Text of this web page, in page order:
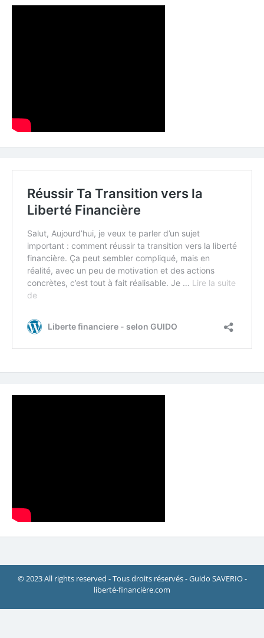
© 2023 All rights reserved - Tous droits réservés - Guido SAVERIO -
liberté-financière.com